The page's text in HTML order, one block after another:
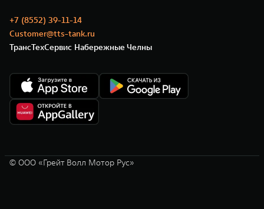
+7 (8552) 39-11-14
Customer@tts-tank.ru
ТрансТехСервис Набережные Челны
© ООО «Грейт Волл Мотор Рус»